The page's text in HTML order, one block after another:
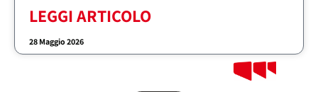
LEGGI ARTICOLO
28 Maggio 2026